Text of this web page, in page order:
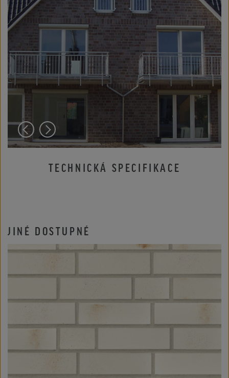
TECHNICKÁ SPECIFIKACE
JINÉ DOSTUPNÉ